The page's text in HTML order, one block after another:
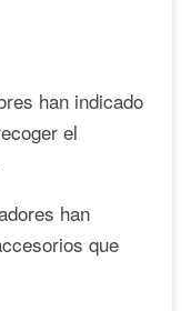
han indicado
el
han
que